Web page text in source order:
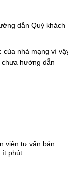
dẫn Quý khách
của nhà mạng vì
chưa hướng dẫn
viên tư vấn bán
phút.